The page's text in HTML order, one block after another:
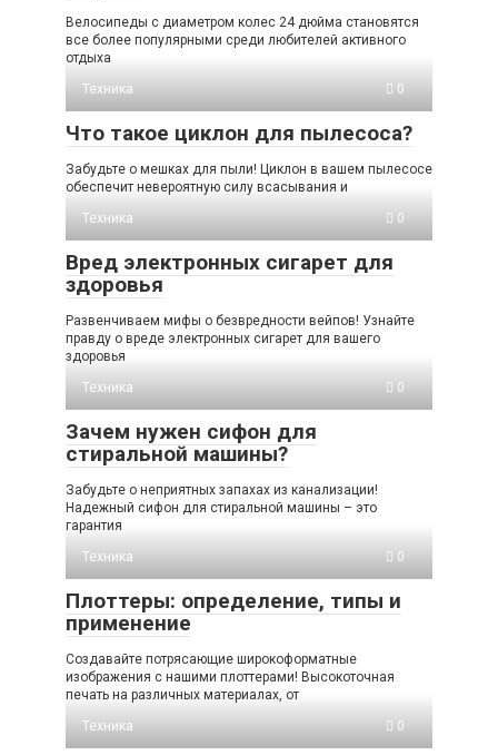
Велосипеды с диаметром колес 24 дюйма становятся
все более популярными среди любителей активного
отдыха
Техника
0
Что такое циклон для пылесоса?
Забудьте о мешках для пыли! Циклон в вашем пылесосе
обеспечит невероятную силу всасывания и
Техника
0
Вред электронных сигарет для
здоровья
Развенчиваем мифы о безвредности вейпов! Узнайте
правду о вреде электронных сигарет для вашего
здоровья
Техника
0
Зачем нужен сифон для
стиральной машины?
Забудьте о неприятных запахах из канализации!
Надежный сифон для стиральной машины – это
гарантия
Техника
0
Плоттеры: определение, типы и
применение
Создавайте потрясающие широкоформатные
изображения с нашими плоттерами! Высокоточная
печать на различных материалах, от
Техника
0